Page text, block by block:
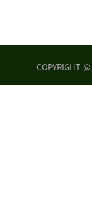
COPYRIGHT